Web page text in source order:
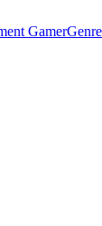
Gamer